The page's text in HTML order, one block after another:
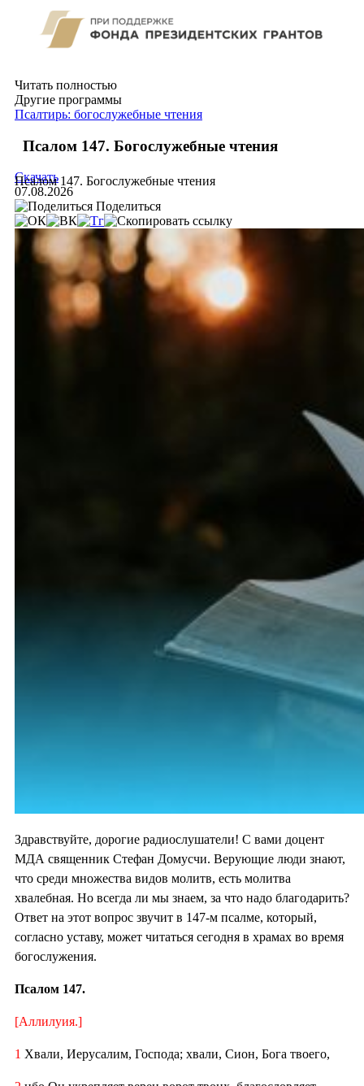
Читать полностью
Другие программы
Псалтирь: богослужебные чтения
Псалом 147. Богослужебные чтения
Псалом 147. Богослужебные чтения
Скачать
07.08.2026
Поделиться
Здравствуйте, дорогие радиослушатели! С вами доцент
МДА священник Стефан Домусчи. Верующие люди знают,
что среди множества видов молитв, есть молитва
хвалебная. Но всегда ли мы знаем, за что надо благодарить?
Ответ на этот вопрос звучит в 147-м псалме, который,
согласно уставу, может читаться сегодня в храмах во время
богослужения.
Псалом 147.
[Аллилуия.]
1 Хвали, Иерусалим, Господа; хвали, Сион, Бога твоего,